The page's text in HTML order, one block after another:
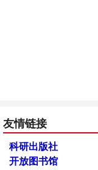
友情链接
科研出版社
开放图书馆